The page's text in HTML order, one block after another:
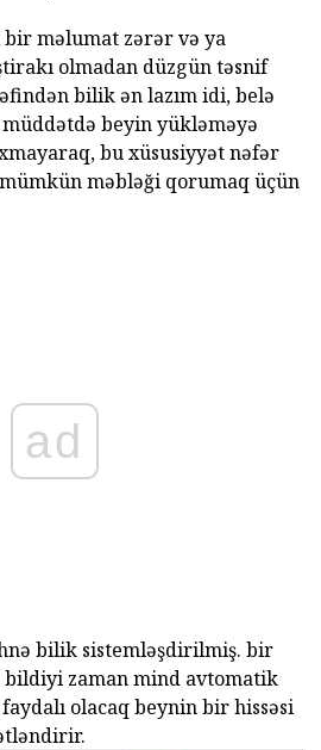
bir məlumat zərər və ya
olmadan düzgün təsnif
bilik ən lazım idi, belə
beyin yükləməyə
bu xüsusiyyət nəfər
məbləği qorumaq üçün
ad
bilik sistemləşdirilmiş. bir
zaman mind avtomatik
olacaq beynin bir hissəsi